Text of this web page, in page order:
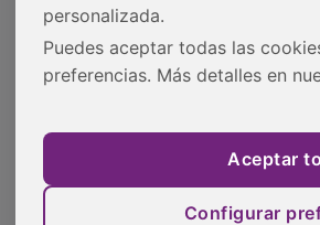
personalizada.
Puedes aceptar todas las
preferencias. Más detalles en
Aceptar
Configurar